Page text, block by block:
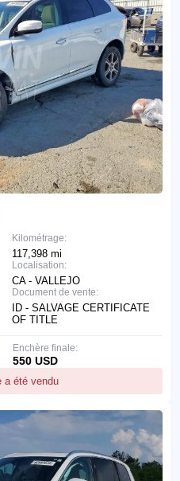
Kilométrage:
117,398 mi
Localisation:
CA - VALLEJO
Document de vente:
ID - SALVAGE CERTIFICATE
OF TITLE
a été vendu
Enchère finale:
550 USD